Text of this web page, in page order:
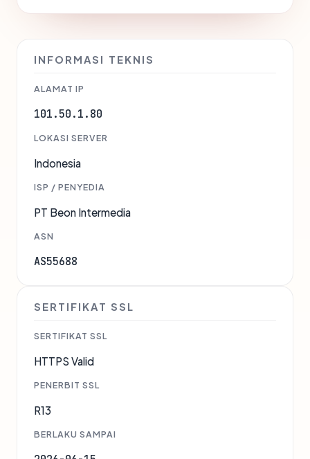
INFORMASI TEKNIS
ALAMAT IP
101.50.1.80
LOKASI SERVER
Indonesia
ISP / PENYEDIA
PT Beon Intermedia
ASN
AS55688
SERTIFIKAT SSL
SERTIFIKAT SSL
HTTPS Valid
PENERBIT SSL
R13
BERLAKU SAMPAI